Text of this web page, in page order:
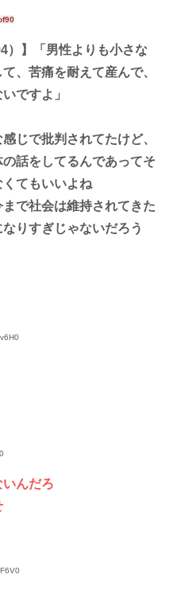
）】「男性よりも小さな
、苦痛を耐えて産んで、
ですよ」
じで批判されてたけど、
話をしてるんであってそ
てもいいよね
で社会は維持されてきた
りすぎじゃないだろう
んだろ